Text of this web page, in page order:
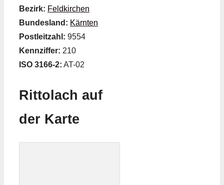
Bezirk: Feldkirchen
Bundesland: Kärnten
Postleitzahl: 9554
Kennziffer: 210
ISO 3166-2: AT-02
Rittolach auf
der Karte